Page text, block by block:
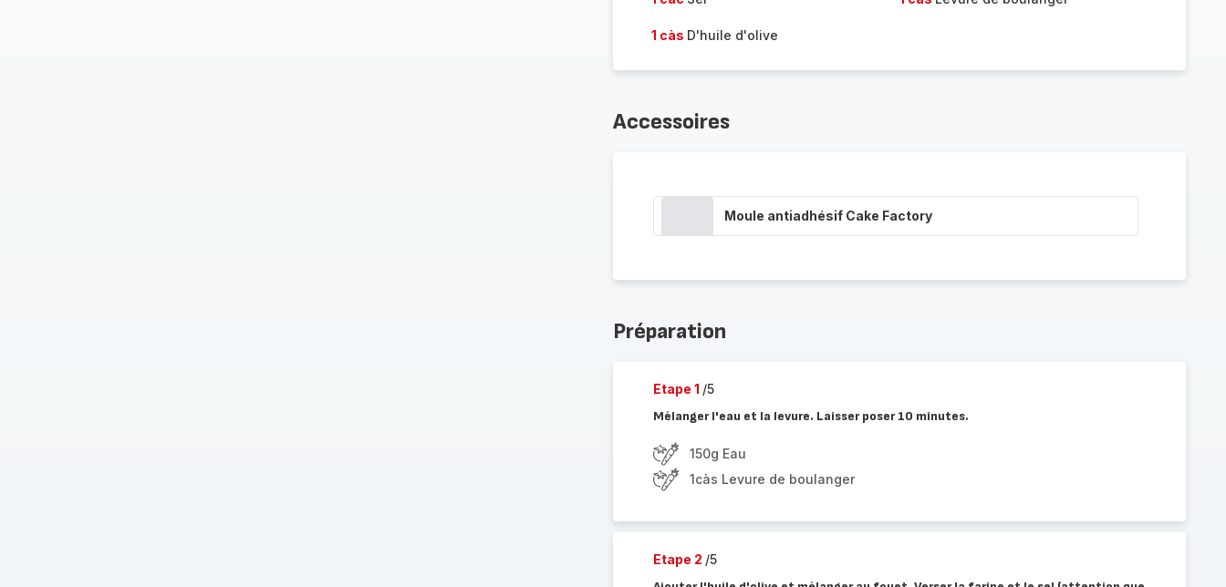
1 càs D'huile d'olive
Accessoires
Moule antiadhésif Cake Factory
Préparation
Etape 1 /5
Mélanger l'eau et la levure. Laisser poser 10 minutes.
150g Eau
1càs Levure de boulanger
Etape 2 /5